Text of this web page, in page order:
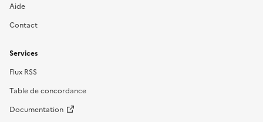
Aide
Contact
Services
Flux RSS
Table de concordance
Documentation